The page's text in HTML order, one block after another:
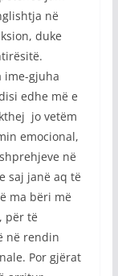
në
duke
ime-gjuha
edhe më e
jo vetëm
emocional,
në
saj janë aq të
ma bëri më
për të
në rendin
Por gjërat